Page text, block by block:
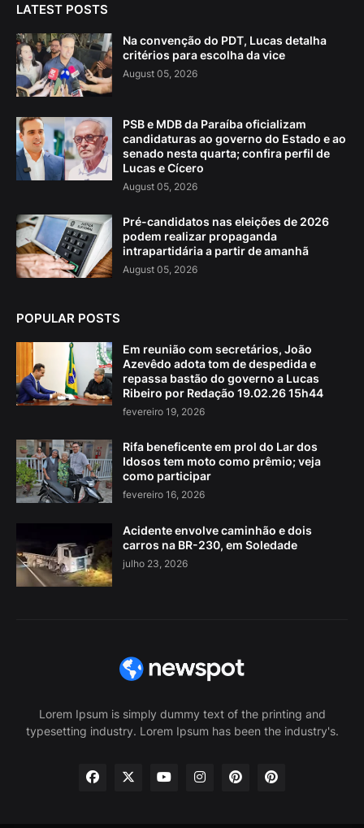
LATEST POSTS
Na convenção do PDT, Lucas detalha
critérios para escolha da vice
August 05, 2026
PSB e MDB da Paraíba oficializam
candidaturas ao governo do Estado e ao
senado nesta quarta; confira perfil de
Lucas e Cícero
August 05, 2026
Pré-candidatos nas eleições de 2026
podem realizar propaganda
intrapartidária a partir de amanhã
August 05, 2026
POPULAR POSTS
Em reunião com secretários, João
Azevêdo adota tom de despedida e
repassa bastão do governo a Lucas
Ribeiro por Redação 19.02.26 15h44
fevereiro 19, 2026
Rifa beneficente em prol do Lar dos
Idosos tem moto como prêmio; veja
como participar
fevereiro 16, 2026
Acidente envolve caminhão e dois
carros na BR-230, em Soledade
julho 23, 2026
Lorem Ipsum is simply dummy text of the printing and
typesetting industry. Lorem Ipsum has been the industry's.